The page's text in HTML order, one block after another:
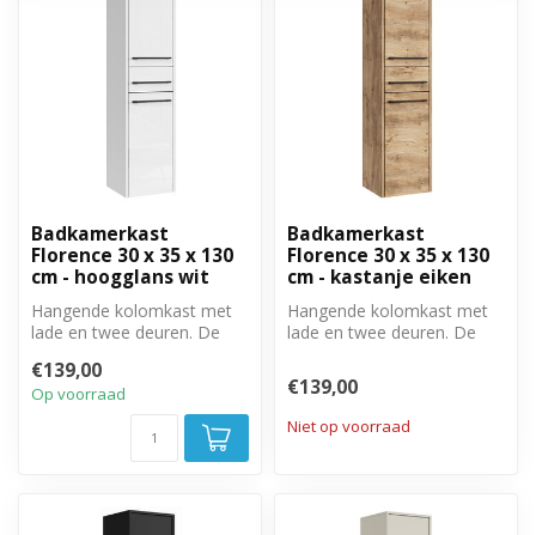
Badkamerkast
Florence 30 x 35 x 130
cm - hoogglans wit
Hangende kolomkast met
lade en twee deuren. De
rechtsom te ...
€139,00
Op voorraad
Badkamerkast
Florence 30 x 35 x 130
cm - kastanje eiken
Hangende kolomkast met
lade en twee deuren. De
rechtsom te ...
€139,00
Niet op voorraad